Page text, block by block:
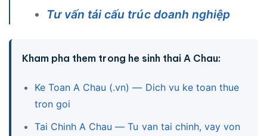
Tư vấn tái cấu trúc doanh nghiệp
Kham pha them trong he sinh thai A Chau:
Ke Toan A Chau (.vn) — Dich vu ke toan thue
tron goi
Tai Chinh A Chau — Tu van tai chinh, vay von